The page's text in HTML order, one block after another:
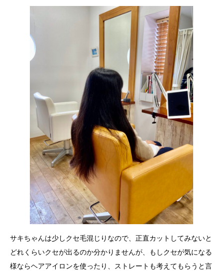
サキちゃんは少しクセ毛混じりなので、正直カットしてみないと
どれくらいクセが出るのか分かりませんが、もしクセが気になる
様ならヘアアイロンを使ったり、ストレートも考えてもらうと言